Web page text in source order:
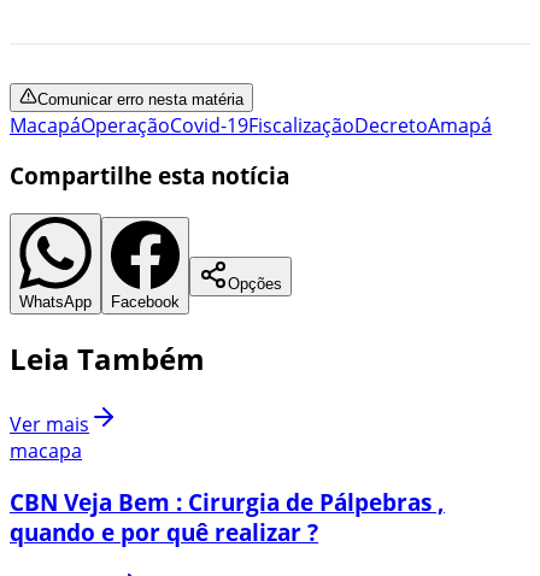
Comunicar erro nesta matéria
MacapáOperaçãoCovid-19FiscalizaçãoDecretoAmapá
Compartilhe esta notícia
WhatsApp Facebook
Opções
Leia Também
Ver mais
macapa
CBN Veja Bem : Cirurgia de Pálpebras ,
quando e por quê realizar ?